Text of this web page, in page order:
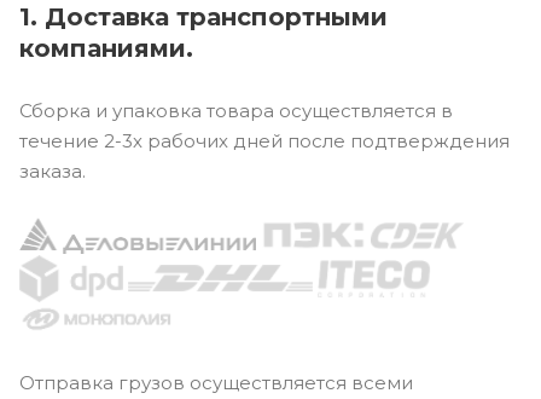
1. Доставка транспортными
компаниями.
Сборка и упаковка товара осуществляется в
течение 2-3х рабочих дней после подтверждения
заказа.
Отправка грузов осуществляется всеми